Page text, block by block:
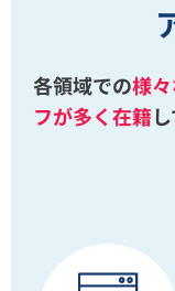
各領域での様
フが多く在籍